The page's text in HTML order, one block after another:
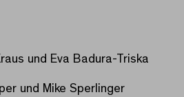
und Eva Badura-Triska
und Mike Sperlinger